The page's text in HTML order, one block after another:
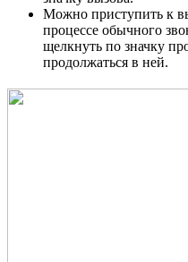
Можно приступить к
процессе обычного
щелкнуть по значку
продолжаться в ней.